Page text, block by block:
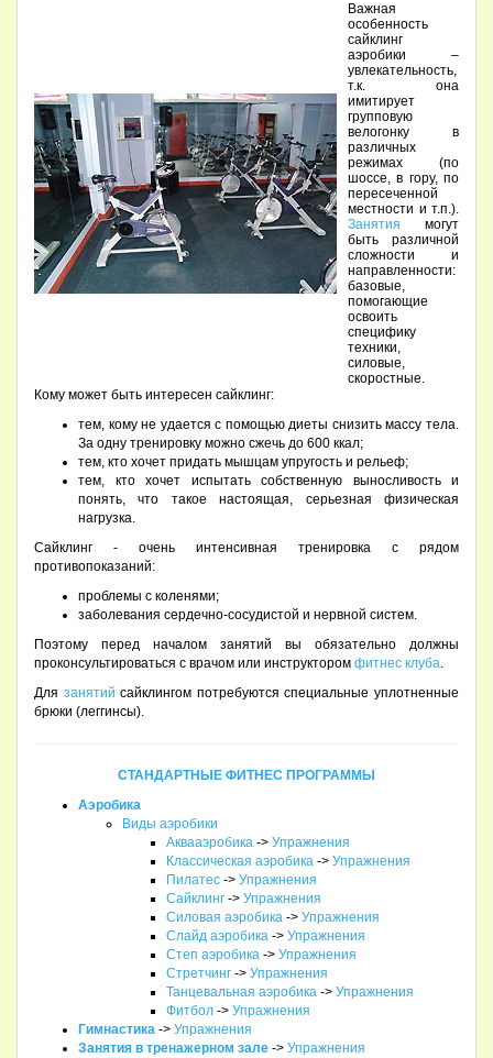
Важная
особенность
сайклинг
аэробики –
увлекательность,
т.к. она
имитирует
групповую
велогонку в
различных
режимах (по
шоссе, в гору, по
пересеченной
местности и т.п.).
Занятия могут
быть различной
сложности и
направленности:
базовые,
помогающие
освоить
специфику
техники,
силовые,
скоростные.
Кому может быть интересен сайклинг:
тем, кому не удается с помощью диеты снизить массу тела.
За одну тренировку можно сжечь до 600 ккал;
тем, кто хочет придать мышцам упругость и рельеф;
тем, кто хочет испытать собственную выносливость и
понять, что такое настоящая, серьезная физическая
нагрузка.
Сайклинг - очень интенсивная тренировка с рядом
противопоказаний:
проблемы с коленями;
заболевания сердечно-сосудистой и нервной систем.
Поэтому перед началом занятий вы обязательно должны
проконсультироваться с врачом или инструктором фитнес клуба.
Для занятий сайклингом потребуются специальные уплотненные
брюки (леггинсы).
СТАНДАРТНЫЕ ФИТНЕС ПРОГРАММЫ
Аэробика
Виды аэробики
Аквааэробика -> Упражнения
Классическая аэробика -> Упражнения
Пилатес -> Упражнения
Сайклинг -> Упражнения
Силовая аэробика -> Упражнения
Слайд аэробика -> Упражнения
Степ аэробика -> Упражнения
Стретчинг -> Упражнения
Танцевальная аэробика -> Упражнения
Фитбол -> Упражнения
Гимнастика -> Упражнения
Занятия в тренажерном зале -> Упражнения